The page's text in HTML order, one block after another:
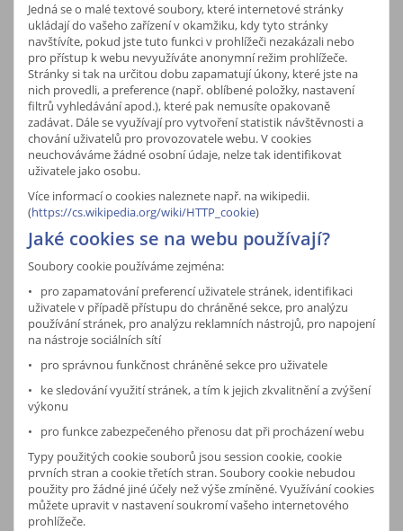
Jedná se o malé textové soubory, které internetové stránky
ukládají do vašeho zařízení v okamžiku, kdy tyto stránky
navštívíte, pokud jste tuto funkci v prohlížeči nezakázali nebo
pro přístup k webu nevyužíváte anonymní režim prohlížeče.
Stránky si tak na určitou dobu zapamatují úkony, které jste na
nich provedli, a preference (např. oblíbené položky, nastavení
filtrů vyhledávání apod.), které pak nemusíte opakovaně
zadávat. Dále se využívají pro vytvoření statistik návštěvnosti a
chování uživatelů pro provozovatele webu. V cookies
neuchováváme žádné osobní údaje, nelze tak identifikovat
uživatele jako osobu.
Více informací o cookies naleznete např. na wikipedii.
(https://cs.wikipedia.org/wiki/HTTP_cookie)
Jaké cookies se na webu používají?
Soubory cookie používáme zejména:
• pro zapamatování preferencí uživatele stránek, identifikaci
uživatele v případě přístupu do chráněné sekce, pro analýzu
používání stránek, pro analýzu reklamních nástrojů, pro napojení
na nástroje sociálních sítí
• pro správnou funkčnost chráněné sekce pro uživatele
• ke sledování využití stránek, a tím k jejich zkvalitnění a zvýšení
výkonu
• pro funkce zabezpečeného přenosu dat při procházení webu
Typy použitých cookie souborů jsou session cookie, cookie
prvních stran a cookie třetích stran. Soubory cookie nebudou
použity pro žádné jiné účely než výše zmíněné. Využívání cookies
můžete upravit v nastavení soukromí vašeho internetového
prohlížeče.